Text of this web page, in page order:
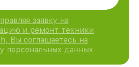
заявку на
и ремонт техники
Вы соглашаетесь на
персональных данных